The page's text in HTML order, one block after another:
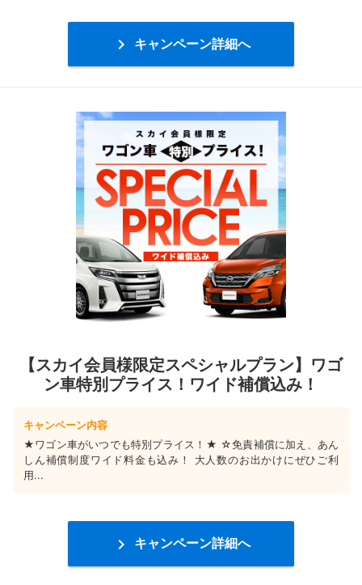
 キャンペーン詳細へ
【スカイ会員様限定スペシャルプラン】ワゴ
ン車特別プライス！ワイド補償込み！
キャンペーン内容
★ワゴン車がいつでも特別プライス！★ ☆免責補償に加え、あん
しん補償制度ワイド料金も込み！ 大人数のお出かけにぜひご利
用...
 キャンペーン詳細へ